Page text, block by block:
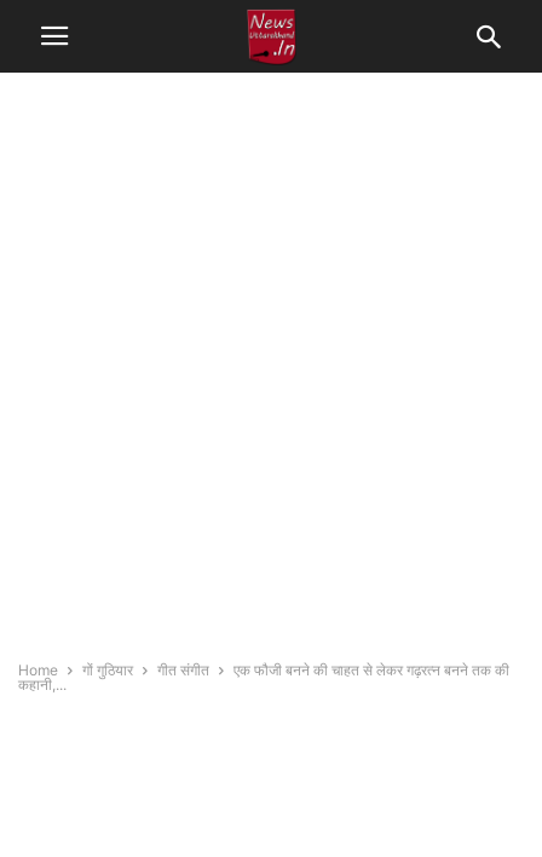
Home गों गुठियार गीत संगीत
एक फौजी बनने की चाहत से लेकर गढ़रत्न बनने तक की
कहानी,...